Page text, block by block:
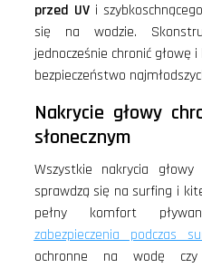
przed UVi
się na wodzie.
jednocześnie chronić głowę
bezpieczeństwo
Nakrycie głowy
słonecznym
Wszystkie nakrycia
sprawdzą się na surfing i
pełny komfort
zabezpieczenia podczas
ochronne na wodę czy